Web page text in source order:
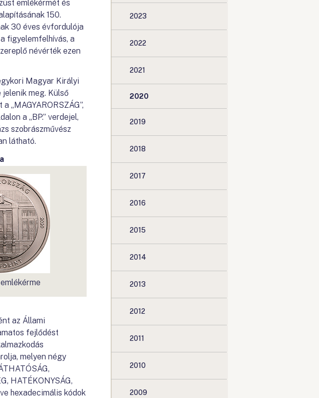
emlékérmét és
150.
30 éves évfordulója
figyelemfelhívás, a
névérték ezen
Magyar Királyi
meg. Külső
„MAGYARORSZÁG”,
a „BP.” verdejel,
szobrászművész
látható.
az Állami
fejlődést
melyen négy
HATÉKONYSÁG,
hexadecimális kódok
2023
2022
2021
2020
2019
2018
2017
2016
2015
2014
2013
2012
2011
2010
2009